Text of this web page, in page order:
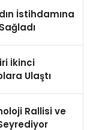
İstihdamına
İkinci
Ulaştı
Rallisi ve